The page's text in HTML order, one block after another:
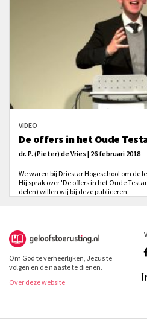
VIDEO
De offers in het Oude
dr. P. (Pieter) de Vries | 26 februari 2018
We waren bij Driestar Hogeschool om de
Hij sprak over 'De offers in het Oude
delen) willen wij bij deze publiceren.
Om God te verheerlijken, Jezus te
volgen en de naaste te dienen.
Over deze website